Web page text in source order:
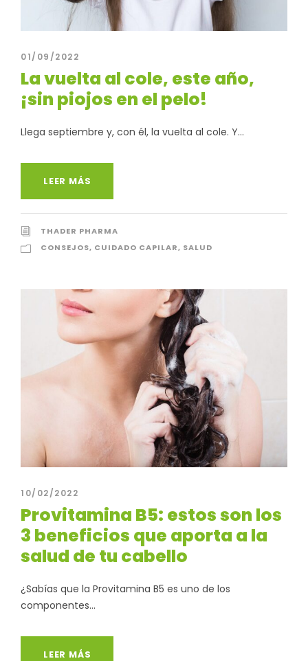
01/09/2022
La vuelta al cole, este año,
¡sin piojos en el pelo!
Llega septiembre y, con él, la vuelta al cole. Y...
LEER MÁS
THADER PHARMA
CONSEJOS, CUIDADO CAPILAR, SALUD
10/02/2022
Provitamina B5: estos son los
3 beneficios que aporta a la
salud de tu cabello
¿Sabías que la Provitamina B5 es uno de los
componentes...
LEER MÁS